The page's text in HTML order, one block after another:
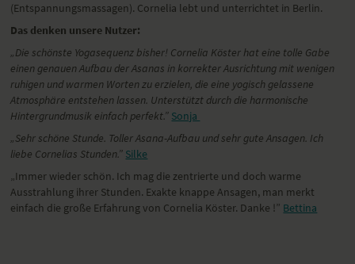
(Entspannungsmassagen). Cornelia lebt und unterrichtet in Berlin.
Das denken unsere Nutzer:
„Die schönste Yogasequenz bisher! Cornelia Köster hat eine tolle Gabe
einen genauen Aufbau der Asanas in korrekter Ausrichtung mit wenigen
ruhigen und warmen Worten zu erzielen, die eine yogisch gelassene
Atmosphäre entstehen lassen. Unterstützt durch die harmonische
Hintergrundmusik einfach perfekt.” Sonja
„Sehr schöne Stunde. Toller Asana-Aufbau und sehr gute Ansagen. Ich
liebe Cornelias Stunden.” Silke
„Immer wieder schön. Ich mag die zentrierte und doch warme
Ausstrahlung ihrer Stunden. Exakte knappe Ansagen, man merkt
einfach die große Erfahrung von Cornelia Köster. Danke !” Bettina